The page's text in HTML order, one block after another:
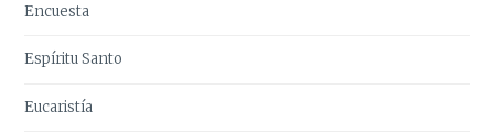
Encuesta
Espíritu Santo
Eucaristía